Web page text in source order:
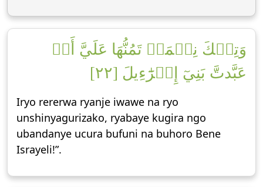
وَتِلۡكَ نِعۡمَةٞ تَمُنُّهَا عَلَيَّ أَنۡ
عَبَّدتَّ بَنِيٓ إِسۡرَٰٓءِيلَ [٢٢]
Iryo rererwa ryanje iwawe na ryo
unshinyagurizako, ryabaye kugira ngo
ubandanye ucura bufuni na buhoro Bene
Israyeli!”.